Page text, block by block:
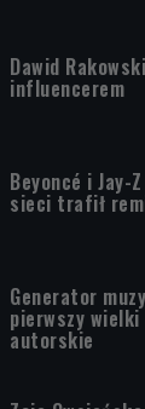
Dawid
influencerem
Beyoncé i Jay-
sieci trafił
Generator
pierwszy
autorskie